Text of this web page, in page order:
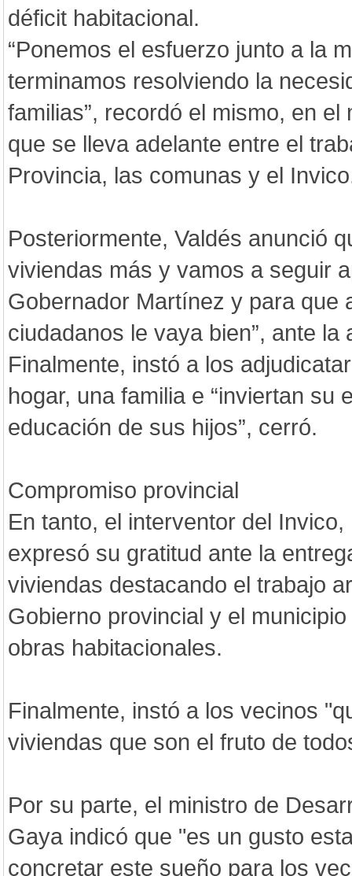
déficit habitacional.
“Ponemos el esfuerzo junto a la
terminamos resolviendo la
familias”, recordó el mismo, en
que se lleva adelante entre el
Provincia, las comunas y el
Posteriormente, Valdés anunció
viviendas más y vamos a seguir
Gobernador Martínez y para que
ciudadanos le vaya bien”, ante la
Finalmente, instó a los
hogar, una familia e “inviertan su
educación de sus hijos”, cerró.
Compromiso provincial
En tanto, el interventor del
expresó su gratitud ante la
viviendas destacando el trabajo
Gobierno provincial y el
obras habitacionales.
Finalmente, instó a los vecinos
viviendas que son el fruto de
Por su parte, el ministro de
Gaya indicó que "es un gusto
concretar este sueño para los